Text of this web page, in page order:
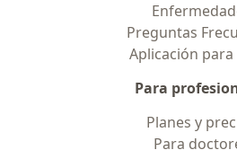
Preguntas
Aplicación
Para
Planes y
Para